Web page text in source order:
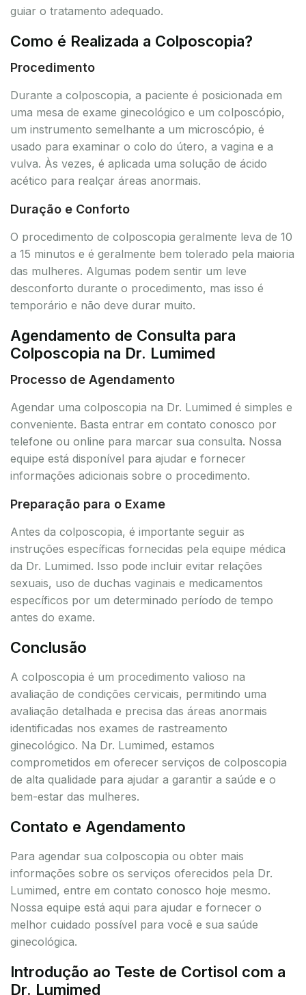
guiar o tratamento adequado.
Como é Realizada a Colposcopia?
Procedimento
Durante a colposcopia, a paciente é posicionada em
uma mesa de exame ginecológico e um colposcópio,
um instrumento semelhante a um microscópio, é
usado para examinar o colo do útero, a vagina e a
vulva. Às vezes, é aplicada uma solução de ácido
acético para realçar áreas anormais.
Duração e Conforto
O procedimento de colposcopia geralmente leva de 10
a 15 minutos e é geralmente bem tolerado pela maioria
das mulheres. Algumas podem sentir um leve
desconforto durante o procedimento, mas isso é
temporário e não deve durar muito.
Agendamento de Consulta para
Colposcopia na Dr. Lumimed
Processo de Agendamento
Agendar uma colposcopia na Dr. Lumimed é simples e
conveniente. Basta entrar em contato conosco por
telefone ou online para marcar sua consulta. Nossa
equipe está disponível para ajudar e fornecer
informações adicionais sobre o procedimento.
Preparação para o Exame
Antes da colposcopia, é importante seguir as
instruções específicas fornecidas pela equipe médica
da Dr. Lumimed. Isso pode incluir evitar relações
sexuais, uso de duchas vaginais e medicamentos
específicos por um determinado período de tempo
antes do exame.
Conclusão
A colposcopia é um procedimento valioso na
avaliação de condições cervicais, permitindo uma
avaliação detalhada e precisa das áreas anormais
identificadas nos exames de rastreamento
ginecológico. Na Dr. Lumimed, estamos
comprometidos em oferecer serviços de colposcopia
de alta qualidade para ajudar a garantir a saúde e o
bem-estar das mulheres.
Contato e Agendamento
Para agendar sua colposcopia ou obter mais
informações sobre os serviços oferecidos pela Dr.
Lumimed, entre em contato conosco hoje mesmo.
Nossa equipe está aqui para ajudar e fornecer o
melhor cuidado possível para você e sua saúde
ginecológica.
Introdução ao Teste de Cortisol com a
Dr. Lumimed